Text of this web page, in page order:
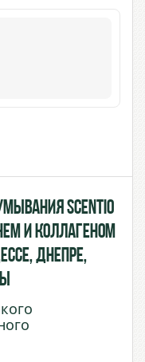
Scentio
и Коллагеном
Днепре,